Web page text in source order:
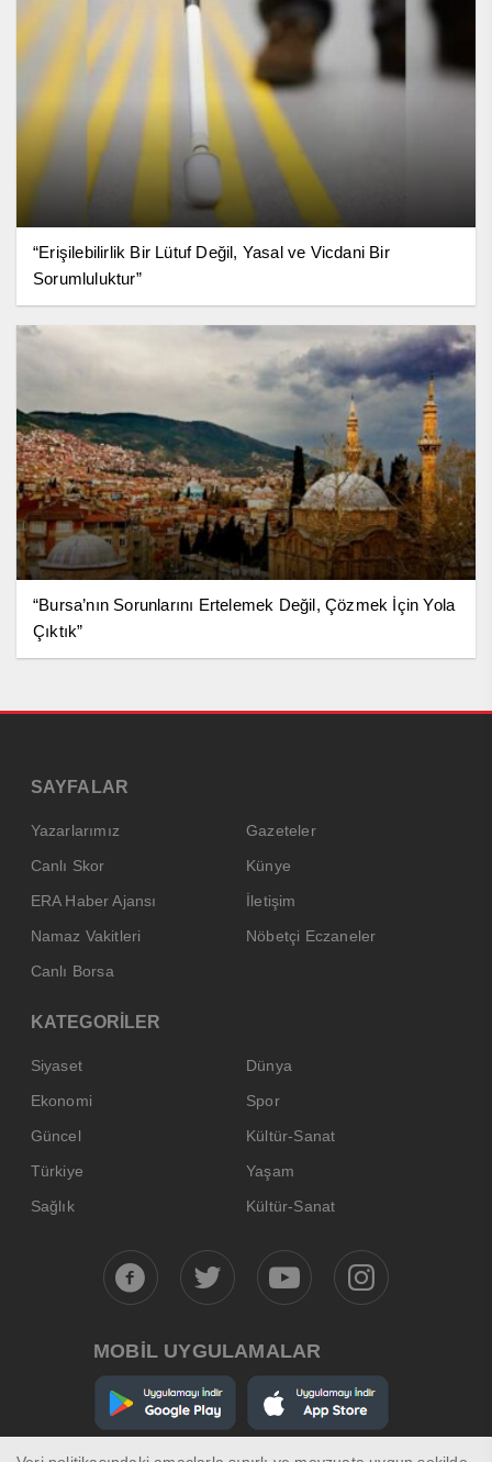
“Erişilebilirlik Bir Lütuf Değil, Yasal ve Vicdani Bir
Sorumluluktur”
“Bursa’nın Sorunlarını Ertelemek Değil, Çözmek İçin Yola
Çıktık”
SAYFALAR
Yazarlarımız
Gazeteler
Canlı Skor
Künye
ERA Haber Ajansı
İletişim
Namaz Vakitleri
Nöbetçi Eczaneler
Canlı Borsa
KATEGORİLER
Siyaset
Dünya
Ekonomi
Spor
Güncel
Kültür-Sanat
Türkiye
Yaşam
Sağlık
Kültür-Sanat
MOBİL UYGULAMALAR